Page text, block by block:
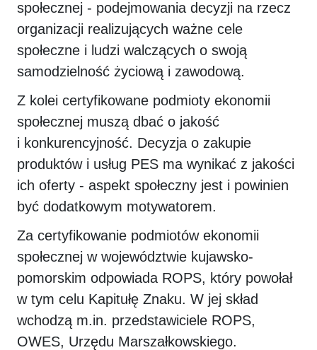
społecznej - podejmowania decyzji na rzecz
organizacji realizujących ważne cele
społeczne i ludzi walczących o swoją
samodzielność życiową i zawodową.
Z kolei certyfikowane podmioty ekonomii
społecznej muszą dbać o jakość
i konkurencyjność. Decyzja o zakupie
produktów i usług PES ma wynikać z jakości
ich oferty - aspekt społeczny jest i powinien
być dodatkowym motywatorem.
Za certyfikowanie podmiotów ekonomii
społecznej w województwie kujawsko-
pomorskim odpowiada ROPS, który powołał
w tym celu Kapitułę Znaku. W jej skład
wchodzą m.in. przedstawiciele ROPS,
OWES, Urzędu Marszałkowskiego.